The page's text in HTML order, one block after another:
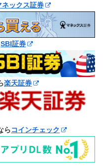
ネックス証券
SBI証券
楽天証券
らコインチェック